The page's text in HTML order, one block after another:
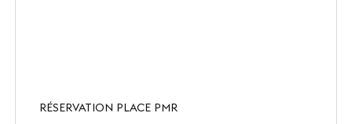
NOS SITES
RÉSERVATION PLACE PMR